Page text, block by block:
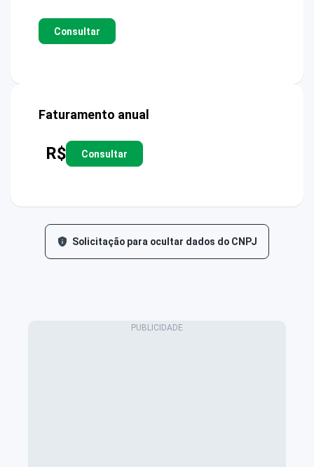
Consultar
Faturamento anual
R$ Consultar
Solicitação para ocultar dados do CNPJ